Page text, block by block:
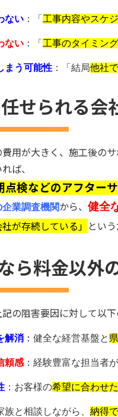
ない ：「 工事内容やスケ
ない ：「 工事のタイミング
まう可能性 ：「結局他社
せられる会
用が大きく、施工後のサ
ば、
点検などのアフター
業調査機関から、 健全
社が存続している」 とい
ら料金以外
の阻害要因に対して以下
解消 ： 健全な経営基盤と
頼感 ：経験豊富な担当者が
：お客様の希望に合わせ
族と相談しながら、 納得